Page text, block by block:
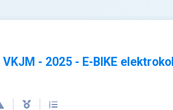
VKJM - 2025 - E-BIKE